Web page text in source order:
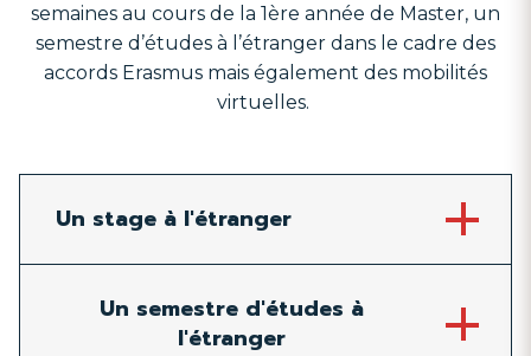
semaines au cours de la 1ère année de Master, un
semestre d’études à l’étranger dans le cadre des
accords Erasmus mais également des mobilités
virtuelles.
Un stage à l'étranger
Un semestre d'études à
l'étranger